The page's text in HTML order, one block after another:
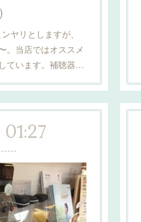
ヤリとしますが、
。当店ではオススメ
ています。補聴器…